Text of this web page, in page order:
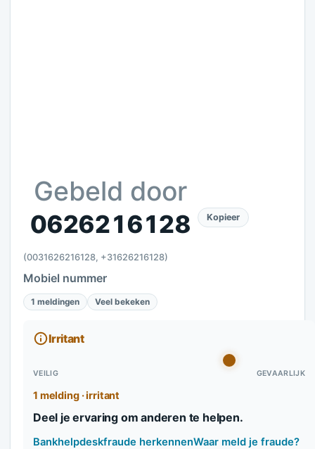
Gebeld door
0626216128
(0031626216128, +31626216128)
Kopieer
Mobiel nummer
1 meldingen Veel bekeken
Irritant
VEILIG GEVAARLIJK
1 melding · irritant
Deel je ervaring om anderen te helpen.
Bankhelpdeskfraude herkennenWaar meld je fraude?